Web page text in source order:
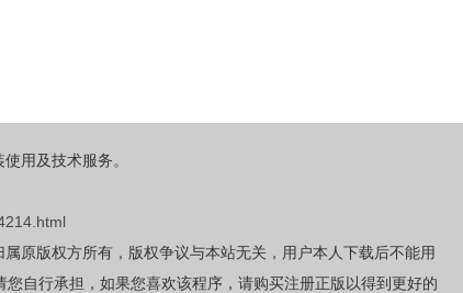
用及技术服务。
原版权方所有，版权争议与本站无关，用户本人下载后不能用
自行承担，如果您喜欢该程序，请购买注册正版以得到更好的